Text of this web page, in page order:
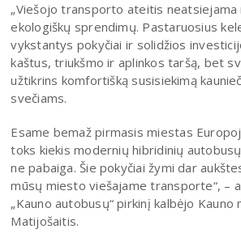
„Viešojo transporto ateitis
ekologiškų sprendimų. Pastaruosius
vykstantys pokyčiai ir solidžios
kaštus, triukšmo ir aplinkos taršą, bet
užtikrins komfortišką susisiekimą
svečiams.
Esame bemaž pirmasis miestas
toks kiekis modernių hibridinių
ne pabaiga. Šie pokyčiai žymi dar
mūsų miesto viešajame transporte“, –
„Kauno autobusų“ pirkinį kalbėjo Kauno
Matijošaitis.